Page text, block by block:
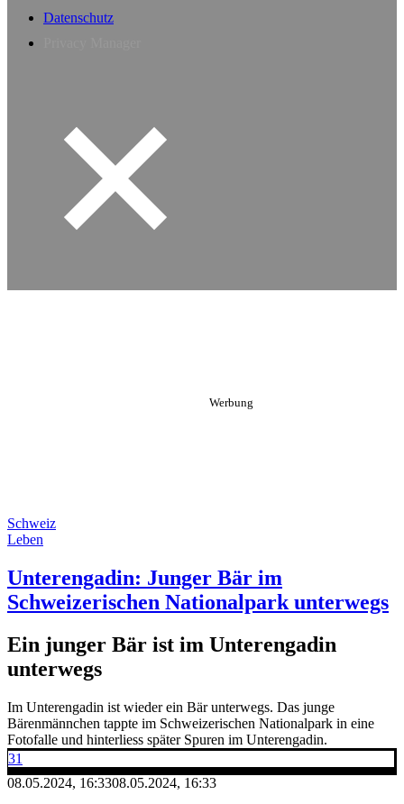
Datenschutz
Schweiz
Leben
Unterengadin: Junger Bär im
Schweizerischen Nationalpark unterwegs
Ein junger Bär ist im Unterengadin
unterwegs
Im Unterengadin ist wieder ein Bär unterwegs. Das junge
Bärenmännchen tappte im Schweizerischen Nationalpark in eine
Fotofalle und hinterliess später Spuren im Unterengadin.
31
08.05.2024, 16:3308.05.2024, 16:33